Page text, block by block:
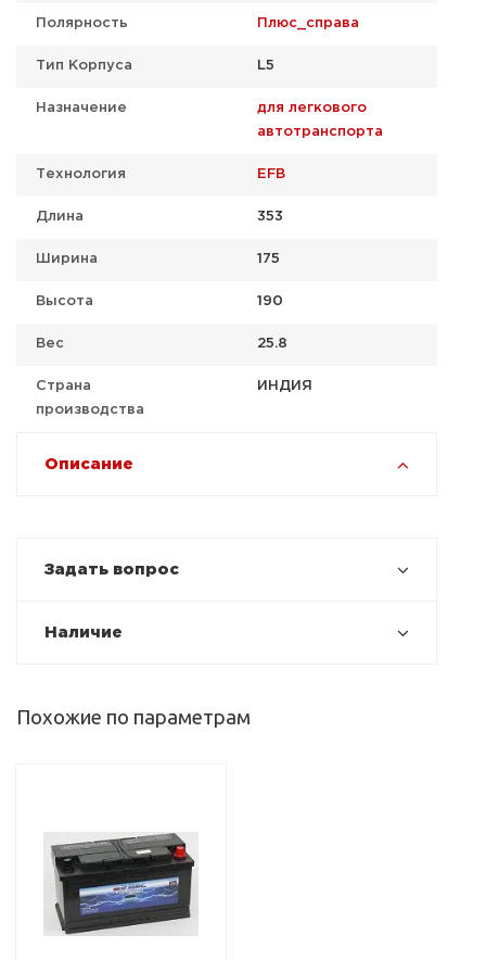
Полярность Плюс_справа
Тип Корпуса L5
Назначение
для легкового
автотранспорта
Технология EFB
Длина 353
Ширина 175
Высота 190
Вес 25.8
Страна
производства
ИНДИЯ
Описание
Задать вопрос
Наличие
Похожие по параметрам